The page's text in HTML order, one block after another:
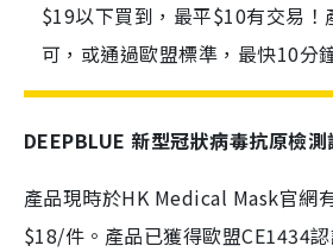
$19以下買到，最平$10有交易！
可，或通過歐盟標準，最快10分
DEEPBLUE 新型冠狀病毒抗原檢測
產品現時於HK Medical Mask官網
$18/件。產品已獲得歐盟CE1434